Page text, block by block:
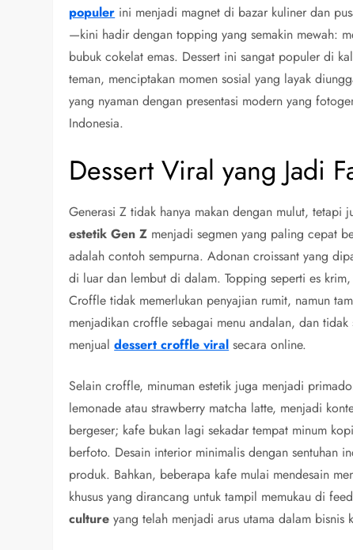
populer ini menjadi magnet di bazar kuliner dan
—kini hadir dengan topping yang semakin mewah:
bubuk cokelat emas. Dessert ini sangat populer di
teman, menciptakan momen sosial yang layak
yang nyaman dengan presentasi modern yang
Indonesia.
Dessert Viral yang Jadi
Generasi Z tidak hanya makan dengan mulut,
estetik Gen Z menjadi segmen yang paling cepat
adalah contoh sempurna. Adonan croissant yang
di luar dan lembut di dalam. Topping seperti es
Croffle tidak memerlukan penyajian rumit, namun
menjadikan croffle sebagai menu andalan, dan
menjualdessert croffle viral secara online.
Selain croffle, minuman estetik juga menjadi
lemonade atau strawberry matcha latte, menjadi
bergeser; kafe bukan lagi sekadar tempat minum
berfoto. Desain interior minimalis dengan sentuhan
produk. Bahkan, beberapa kafe mulai mendesain
khusus yang dirancang untuk tampil memukau di
culture yang telah menjadi arus utama dalam bisnis